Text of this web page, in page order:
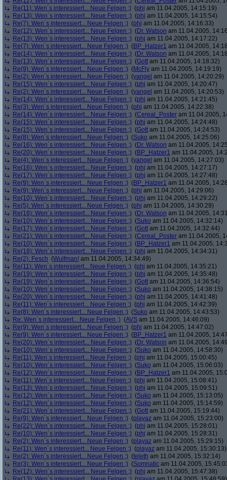
Re(11): Wen´s interessiert... Neue Felgen ;) (phj am 11.04.2005, 14:15:19)
Re(13): Wen´s interessiert... Neue Felgen ;) (phj am 11.04.2005, 14:15:54)
Re(7): Wen´s interessiert... Neue Felgen ;) (phj am 11.04.2005, 14:16:33)
Re(12): Wen´s interessiert... Neue Felgen ;) (Dr. Watson am 11.04.2005,
Re(13): Wen´s interessiert... Neue Felgen ;) (phj am 11.04.2005, 14:17:22)
Re(7): Wen´s interessiert... Neue Felgen ;) (BP_Hatzer1 am 11.04.2005,
Re(14): Wen´s interessiert... Neue Felgen ;) (Dr. Watson am 11.04.2005,
Re(13): Wen´s interessiert... Neue Felgen ;) (Gott am 11.04.2005, 14:18:32)
Re(9): Wen´s interessiert... Neue Felgen ;) (McFly am 11.04.2005, 14:19:19)
Re(2): Wen´s interessiert... Neue Felgen ;) (yangel am 11.04.2005, 14:20:29)
Re(15): Wen´s interessiert... Neue Felgen ;) (phj am 11.04.2005, 14:20:47)
Re(2): Wen´s interessiert... Neue Felgen ;) (yangel am 11.04.2005, 14:20:53)
Re(14): Wen´s interessiert... Neue Felgen ;) (phj am 11.04.2005, 14:21:45)
Re(3): Wen´s interessiert... Neue Felgen ;) (phj am 11.04.2005, 14:22:38)
Re(14): Wen´s interessiert... Neue Felgen ;) (Cereal_Poster am 11.04.2005,
Re(15): Wen´s interessiert... Neue Felgen ;) (phj am 11.04.2005, 14:24:48)
Re(15): Wen´s interessiert... Neue Felgen ;) (Gott am 11.04.2005, 14:24:53)
Re(8): Wen´s interessiert... Neue Felgen ;) (Suko am 11.04.2005, 14:25:06)
Re(16): Wen´s interessiert... Neue Felgen ;) (Dr. Watson am 11.04.2005,
Re(20): Wen´s interessiert... Neue Felgen ;) (BP_Hatzer1 am 11.04.2005,
Re(4): Wen´s interessiert... Neue Felgen ;) (yangel am 11.04.2005, 14:27:03)
Re(16): Wen´s interessiert... Neue Felgen ;) (phj am 11.04.2005, 14:27:17)
Re(17): Wen´s interessiert... Neue Felgen ;) (phj am 11.04.2005, 14:27:48)
Re(9): Wen´s interessiert... Neue Felgen ;) (BP_Hatzer1 am 11.04.2005,
Re(9): Wen´s interessiert... Neue Felgen ;) (phj am 11.04.2005, 14:29:06)
Re(10): Wen´s interessiert... Neue Felgen ;) (phj am 11.04.2005, 14:29:22)
Re(5): Wen´s interessiert... Neue Felgen ;) (phj am 11.04.2005, 14:30:29)
Re(18): Wen´s interessiert... Neue Felgen ;) (Dr. Watson am 11.04.2005,
Re(10): Wen´s interessiert... Neue Felgen ;) (Suko am 11.04.2005, 14:32:14)
Re(17): Wen´s interessiert... Neue Felgen ;) (Gott am 11.04.2005, 14:32:44)
Re(21): Wen´s interessiert... Neue Felgen ;) (Cereal_Poster am 11.04.2005,
Re(10): Wen´s interessiert... Neue Felgen ;) (BP_Hatzer1 am 11.04.2005,
Re(18): Wen´s interessiert... Neue Felgen ;) (phj am 11.04.2005, 14:34:31)
Re(2): Fesch (Wulfman! am 11.04.2005, 14:34:49)
Re(11): Wen´s interessiert... Neue Felgen ;) (phj am 11.04.2005, 14:35:21)
Re(19): Wen´s interessiert... Neue Felgen ;) (phj am 11.04.2005, 14:35:48)
Re(19): Wen´s interessiert... Neue Felgen ;) (Gott am 11.04.2005, 14:36:54)
Re(10): Wen´s interessiert... Neue Felgen ;) (Suko am 11.04.2005, 14:38:15)
Re(20): Wen´s interessiert... Neue Felgen ;) (phj am 11.04.2005, 14:41:48)
Re(11): Wen´s interessiert... Neue Felgen ;) (phj am 11.04.2005, 14:42:39)
Re(8): Wen´s interessiert... Neue Felgen ;) (Suko am 11.04.2005, 14:43:53)
Re: Wen´s interessiert... Neue Felgen ;) (AVS am 11.04.2005, 14:46:09)
Re(9): Wen´s interessiert... Neue Felgen ;) (phj am 11.04.2005, 14:47:02)
Re(9): Wen´s interessiert... Neue Felgen ;) (BP_Hatzer1 am 11.04.2005,
Re(20): Wen´s interessiert... Neue Felgen ;) (Dr. Watson am 11.04.2005,
Re(10): Wen´s interessiert... Neue Felgen ;) (Suko am 11.04.2005, 14:58:30)
Re(11): Wen´s interessiert... Neue Felgen ;) (phj am 11.04.2005, 15:00:45)
Re(10): Wen´s interessiert... Neue Felgen ;) (Suko am 11.04.2005, 15:06:03)
Re(12): Wen´s interessiert... Neue Felgen ;) (BP_Hatzer1 am 11.04.2005,
Re(11): Wen´s interessiert... Neue Felgen ;) (phj am 11.04.2005, 15:08:41)
Re(13): Wen´s interessiert... Neue Felgen ;) (phj am 11.04.2005, 15:09:51)
Re(12): Wen´s interessiert... Neue Felgen ;) (Suko am 11.04.2005, 15:13:05)
Re(12): Wen´s interessiert... Neue Felgen ;) (Suko am 11.04.2005, 15:14:59)
Re(21): Wen´s interessiert... Neue Felgen ;) (Gott am 11.04.2005, 15:19:44)
Re(9): Wen´s interessiert... Neue Felgen ;) (playaz am 11.04.2005, 15:23:00)
Re(22): Wen´s interessiert... Neue Felgen ;) (phj am 11.04.2005, 15:28:01)
Re(10): Wen´s interessiert... Neue Felgen ;) (phj am 11.04.2005, 15:28:31)
Re(2): Wen´s interessiert... Neue Felgen ;) (playaz am 11.04.2005, 15:29:15)
Re(11): Wen´s interessiert... Neue Felgen ;) (playaz am 11.04.2005, 15:30:13)
Re(2): Wen´s interessiert... Neue Felgen ;) (teleth am 11.04.2005, 15:32:14)
Re(3): Wen´s interessiert... Neue Felgen ;) (Somnatic am 11.04.2005,
Re(12): Wen´s interessiert... Neue Felgen ;) (phj am 11.04.2005, 15:47:38)